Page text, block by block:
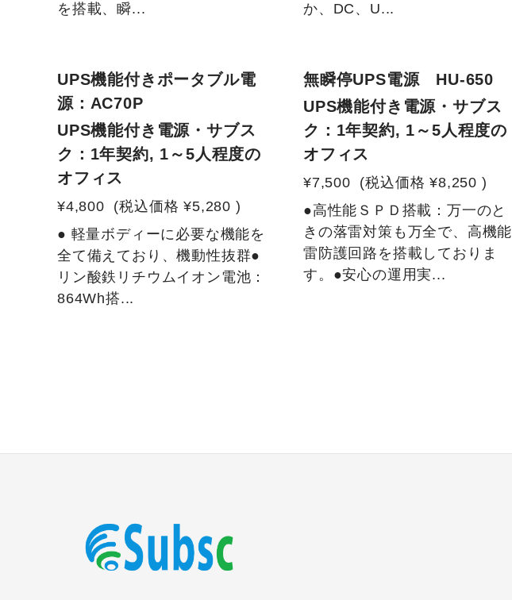
を搭載、瞬...
か、DC、U...
NEW
UPS機能付きポータブル電
源：AC70P
UPS機能付き電源・サブス
ク：1年契約, 1～5人程度の
オフィス
¥4,800 (税込価格 ¥5,280 )
● 軽量ボディーに必要な機能を
全て備えており、機動性抜群●
リン酸鉄リチウムイオン電池：
864Wh搭...
NEW
無瞬停UPS電源 HU-650
UPS機能付き電源・サブス
ク：1年契約, 1～5人程度の
オフィス
¥7,500 (税込価格 ¥8,250 )
●高性能ＳＰＤ搭載：万一のと
きの落雷対策も万全で、高機能
雷防護回路を搭載しておりま
す。●安心の運用実...